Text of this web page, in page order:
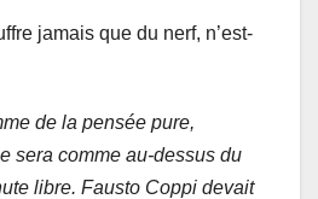
jamais que du nerf, n’est-
de la pensée pure,
sera comme au-dessus du
libre. Fausto Coppi devait